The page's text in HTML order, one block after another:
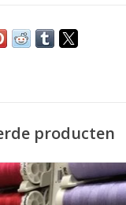
producten
Prijs per stuk.
naaigaren voor uw